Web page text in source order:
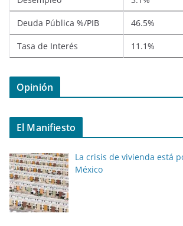
Deuda Pública %/PIB 46.5%
Tasa de Interés 11.1%
Opinión
El Manifiesto
La crisis de vivienda está
México